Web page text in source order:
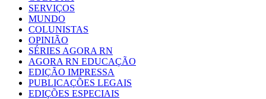
SERVIÇOS
MUNDO
COLUNISTAS
OPINIÃO
SÉRIES AGORA RN
AGORA RN EDUCAÇÃO
EDIÇÃO IMPRESSA
PUBLICAÇÕES LEGAIS
EDIÇÕES ESPECIAIS